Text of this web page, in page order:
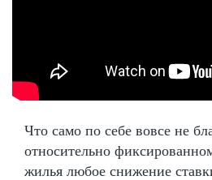
Что само по себе вовсе не
относительно
жилья любое снижение